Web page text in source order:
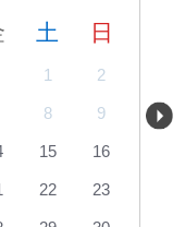
土 日
1 2
8 9
15 16
22 23